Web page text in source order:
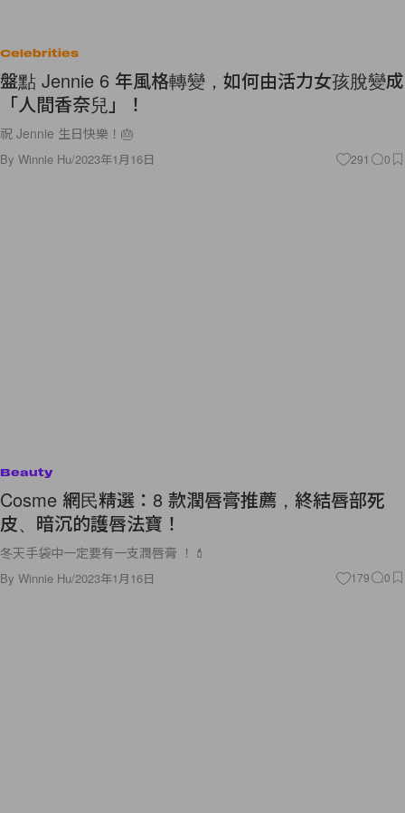
Celebrities
盤點 Jennie 6 年風格轉變，如何由活力女孩脫變成
「人間香奈兒」！
祝 Jennie 生日快樂！🎂
By Winnie Hu/2023年1月16日 291 0
Beauty
Cosme 網民精選：8 款潤唇膏推薦，終結唇部死
皮、暗沉的護唇法寶！
冬天手袋中一定要有一支潤唇膏 ！💄
By Winnie Hu/2023年1月16日 179 0